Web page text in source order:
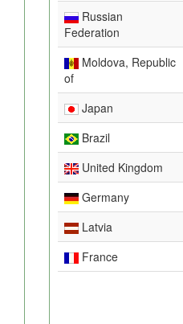
Russian
Federation
Moldova, Republic
of
Japan
Brazil
United Kingdom
Germany
Latvia
France